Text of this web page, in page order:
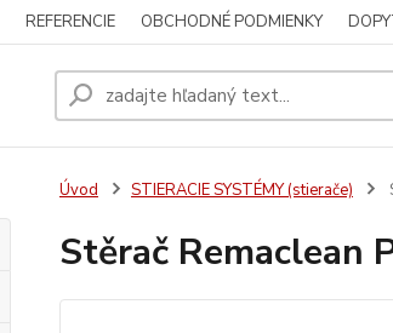
REFERENCIE OBCHODNÉ PODMIENKY
Úvod STIERACIE SYSTÉMY (stierače)
Stěrač Remaclean